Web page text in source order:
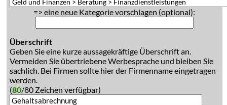
=> eine neue Kategorie vorschlagen (optional):
Überschrift
Geben Sie eine kurze aussagekräftige Überschrift an.
Vermeiden Sie übertriebene Werbesprache und bleiben Sie
sachlich. Bei Firmen sollte hier der Firmenname eingetragen
werden.
(80/80 Zeichen verfügbar)